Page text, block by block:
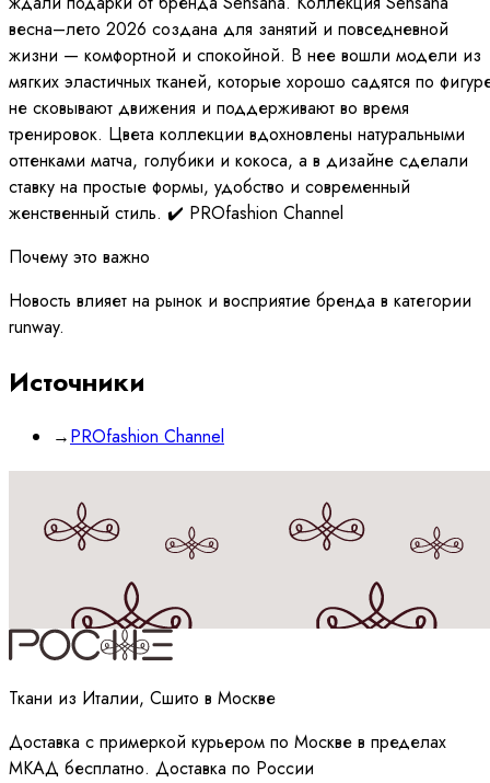
весна–лето 2026 создана для занятий и повседневной
жизни — комфортной и спокойной. В нее вошли модели из
мягких эластичных тканей, которые хорошо садятся по
не сковывают движения и поддерживают во время
тренировок. Цвета коллекции вдохновлены натуральными
оттенками матча, голубики и кокоса, а в дизайне сделали
ставку на простые формы, удобство и современный
женственный стиль. ✔️ PROfashion Channel
Почему это важно
Новость влияет на рынок и восприятие бренда в категории
runway.
Источники
→PROfashion Channel
Принимаюполитикуобработки данных
Ткани из Италии, Сшито в Москве
Доставка с примеркой курьером по Москве в пределах
МКАД бесплатно. Доставка по России